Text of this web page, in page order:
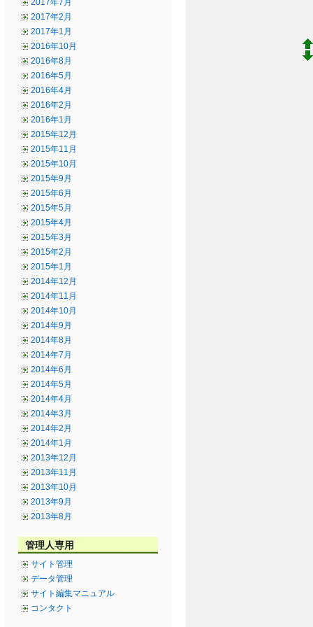
2017年7月
2017年2月
2017年1月
2016年10月
2016年8月
2016年5月
2016年4月
2016年2月
2016年1月
2015年12月
2015年11月
2015年10月
2015年9月
2015年6月
2015年5月
2015年4月
2015年3月
2015年2月
2015年1月
2014年12月
2014年11月
2014年10月
2014年9月
2014年8月
2014年7月
2014年6月
2014年5月
2014年4月
2014年3月
2014年2月
2014年1月
2013年12月
2013年11月
2013年10月
2013年9月
2013年8月
管理人専用
サイト管理
データ管理
サイト編集マニュアル
コンタクト